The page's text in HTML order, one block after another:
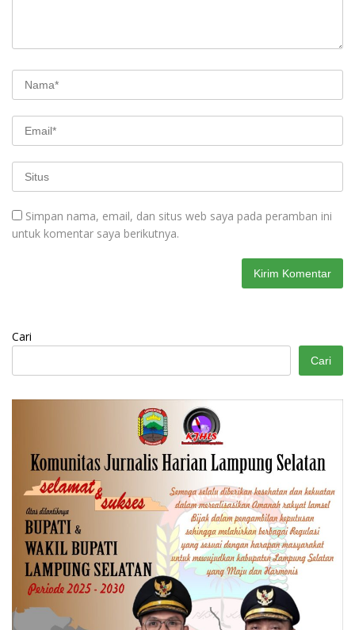
Simpan nama, email, dan situs web saya pada peramban ini
untuk komentar saya berikutnya.
Cari
Cari